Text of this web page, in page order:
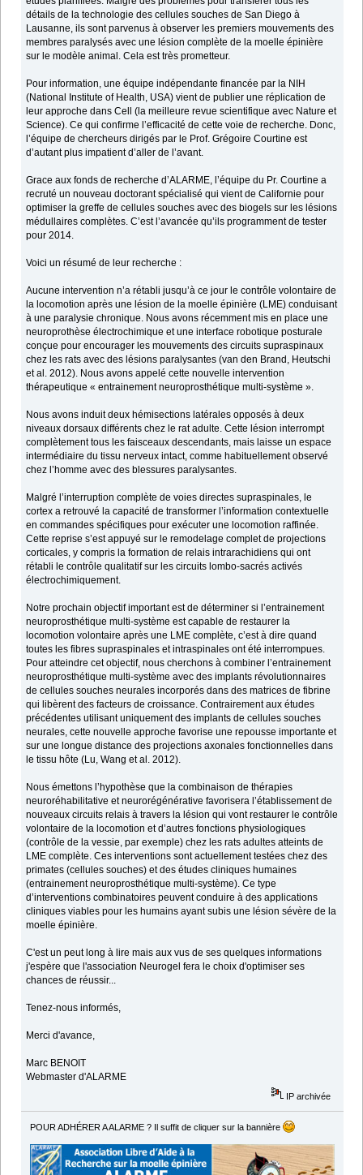
détails de la technologie des cellules souches de San Diego à
Lausanne, ils sont parvenus à observer les premiers mouvements des
membres paralysés avec une lésion complète de la moelle épinière
sur le modèle animal. Cela est très prometteur.
Pour information, une équipe indépendante financée par la NIH
(National Institute of Health, USA) vient de publier une réplication de
leur approche dans Cell (la meilleure revue scientifique avec Nature et
Science). Ce qui confirme l’efficacité de cette voie de recherche. Donc,
l’équipe de chercheurs dirigés par le Prof. Grégoire Courtine est
d’autant plus impatient d’aller de l’avant.
Grace aux fonds de recherche d’ALARME, l’équipe du Pr. Courtine a
recruté un nouveau doctorant spécialisé qui vient de Californie pour
optimiser la greffe de cellules souches avec des biogels sur les lésions
médullaires complètes. C’est l’avancée qu’ils programment de tester
pour 2014.
Voici un résumé de leur recherche :
Aucune intervention n’a rétabli jusqu’à ce jour le contrôle volontaire de
la locomotion après une lésion de la moelle épinière (LME) conduisant
à une paralysie chronique. Nous avons récemment mis en place une
neuroprothèse électrochimique et une interface robotique posturale
conçue pour encourager les mouvements des circuits supraspinaux
chez les rats avec des lésions paralysantes (van den Brand, Heutschi
et al. 2012). Nous avons appelé cette nouvelle intervention
thérapeutique « entrainement neuroprosthétique multi-système ».
Nous avons induit deux hémisections latérales opposés à deux
niveaux dorsaux différents chez le rat adulte. Cette lésion interrompt
complètement tous les faisceaux descendants, mais laisse un espace
intermédiaire du tissu nerveux intact, comme habituellement observé
chez l’homme avec des blessures paralysantes.
Malgré l’interruption complète de voies directes supraspinales, le
cortex a retrouvé la capacité de transformer l’information contextuelle
en commandes spécifiques pour exécuter une locomotion raffinée.
Cette reprise s’est appuyé sur le remodelage complet de projections
corticales, y compris la formation de relais intrarachidiens qui ont
rétabli le contrôle qualitatif sur les circuits lombo-sacrés activés
électrochimiquement.
Notre prochain objectif important est de déterminer si l’entrainement
neuroprosthétique multi-système est capable de restaurer la
locomotion volontaire après une LME complète, c’est à dire quand
toutes les fibres supraspinales et intraspinales ont été interrompues.
Pour atteindre cet objectif, nous cherchons à combiner l’entrainement
neuroprosthétique multi-système avec des implants révolutionnaires
de cellules souches neurales incorporés dans des matrices de fibrine
qui libèrent des facteurs de croissance. Contrairement aux études
précédentes utilisant uniquement des implants de cellules souches
neurales, cette nouvelle approche favorise une repousse importante et
sur une longue distance des projections axonales fonctionnelles dans
le tissu hôte (Lu, Wang et al. 2012).
Nous émettons l’hypothèse que la combinaison de thérapies
neuroréhabilitative et neurorégénérative favorisera l’établissement de
nouveaux circuits relais à travers la lésion qui vont restaurer le contrôle
volontaire de la locomotion et d’autres fonctions physiologiques
(contrôle de la vessie, par exemple) chez les rats adultes atteints de
LME complète. Ces interventions sont actuellement testées chez des
primates (cellules souches) et des études cliniques humaines
(entrainement neuroprosthétique multi-système). Ce type
d’interventions combinatoires peuvent conduire à des applications
cliniques viables pour les humains ayant subis une lésion sévère de la
moelle épinière.
C'est un peut long à lire mais aux vus de ses quelques informations
j'espère que l'association Neurogel fera le choix d'optimiser ses
chances de réussir...
Tenez-nous informés,
Merci d'avance,
Marc BENOIT
Webmaster d'ALARME
IP archivée
POUR ADHÉRER A ALARME ? Il suffit de cliquer sur la bannière